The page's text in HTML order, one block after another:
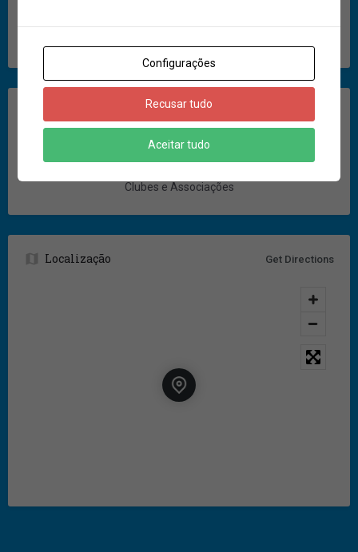
Clubes e Associações
Localização Get Directions
Configurações
Recusar tudo
Aceitar tudo